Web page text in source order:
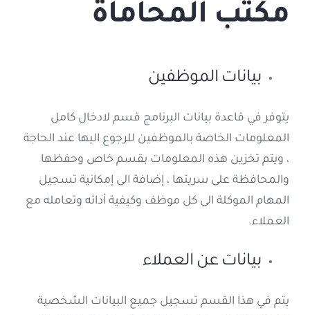
مكتب المحاماة
بيانات الموظفين
يتوفر في قاعدة بيانات البرنامج قسم لادخال كامل
المعلومات الخاصة بالموظفين للرجوع اليها عند الحاجة
، ويتم تخزين هذه المعلومات بقسم خاص وحفظها
والمحافظة على سريتها ، إضافة الى إمكانية تسجيل
المهام الموكلة الى كل موظف وكيفية أدائه وتعامله مع
العملاء.
بيانات عن العملاء
يتم في هذا القسم تسجيل جميع البيانات الشخصية